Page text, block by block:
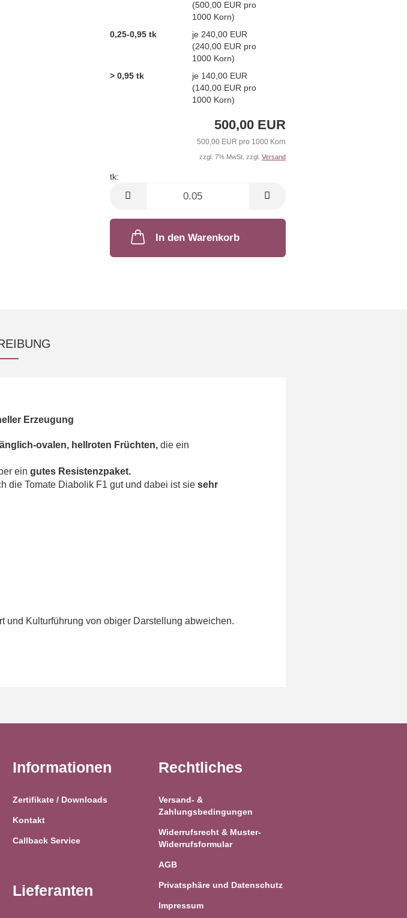
(500,00 EUR pro
1000 Korn)
0,25-0,95 tk
je 240,00 EUR
(240,00 EUR pro
1000 Korn)
> 0,95 tk
je 140,00 EUR
(140,00 EUR pro
1000 Korn)
500,00 EUR
500,00 EUR pro 1000 Korn
zzgl. 7% MwSt. zzgl. Versand
tk:
In den Warenkorb
Erzeugung
länglich-ovalen, hellroten Früchten, die ein
ein gutes Resistenzpaket.
die Tomate Diabolik F1 gut und dabei ist sie sehr
und Kulturführung von obiger Darstellung abweichen.
Informationen
Zertifikate / Downloads
Kontakt
Callback Service
Lieferanten
Rechtliches
Versand- &
Zahlungsbedingungen
Widerrufsrecht & Muster-
Widerrufsformular
AGB
Privatsphäre und Datenschutz
Impressum